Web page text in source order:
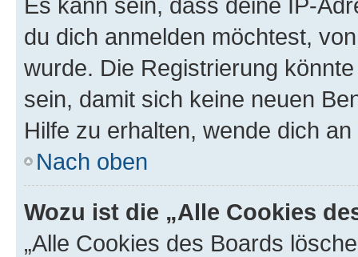
du dich anmelden möchtest,
wurde. Die Registrierung
sein, damit sich keine neuen
Hilfe zu erhalten, wende dich
Nach oben
Wozu ist die „Alle Cookies
„Alle Cookies des Boards